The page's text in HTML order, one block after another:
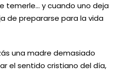
temerle… y cuando uno deja
de prepararse para la vida
una madre demasiado
el sentido cristiano del día,